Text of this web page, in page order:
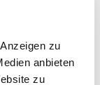
zu
anbieten
zu
ABO76.191